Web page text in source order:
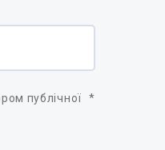
публічної
*